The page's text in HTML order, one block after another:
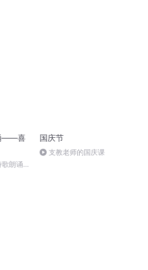
——喜
歌朗诵-
国庆节
支教老师的国庆课